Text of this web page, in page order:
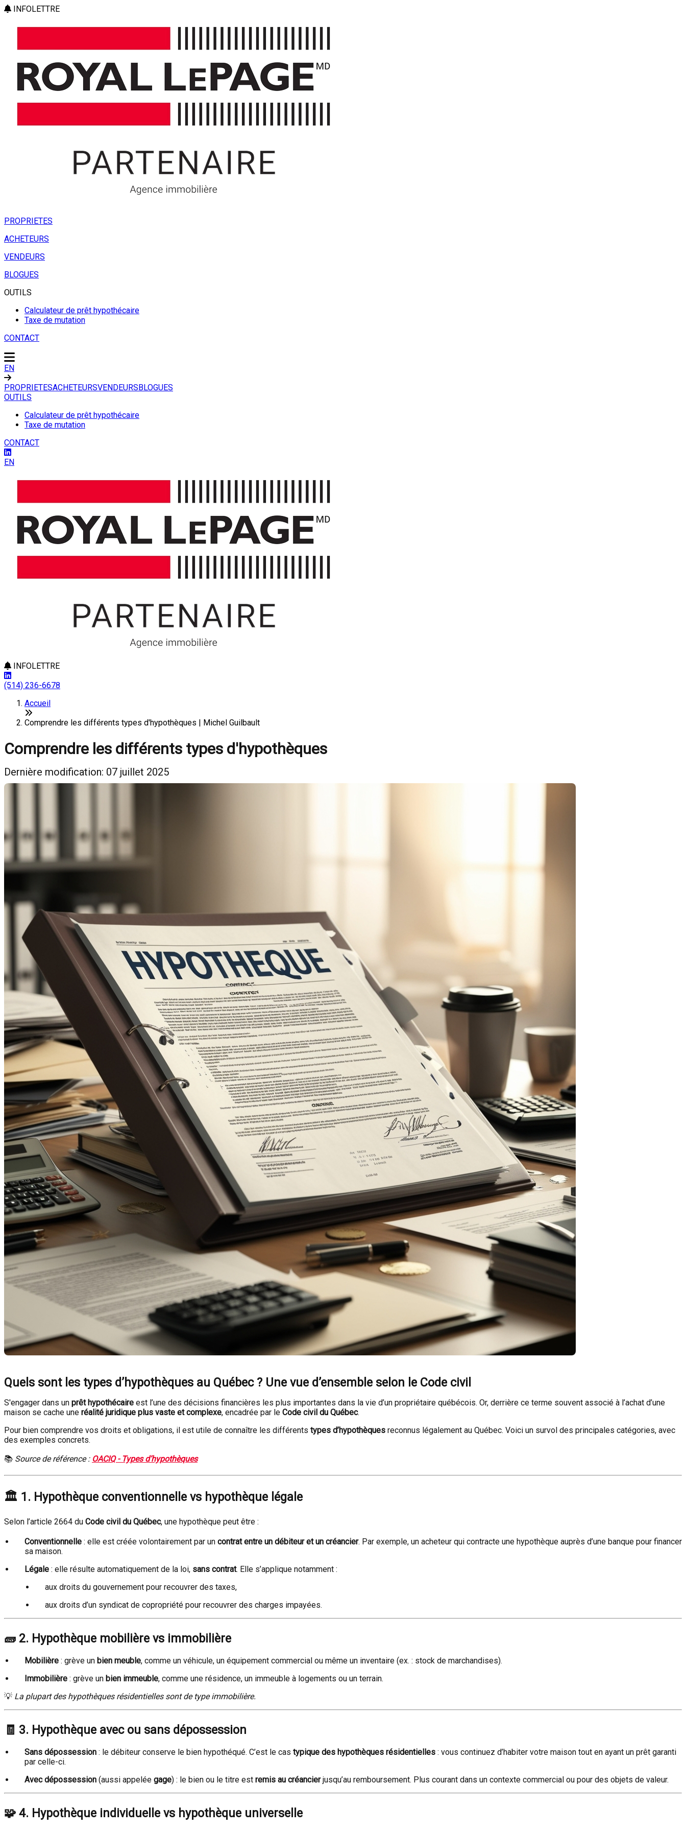
INFOLETTRE
PROPRIETES
ACHETEURS
VENDEURS
BLOGUES
OUTILS
Calculateur de prêt hypothécaire
Taxe de mutation
CONTACT
EN
PROPRIETESACHETEURSVENDEURSBLOGUES
OUTILS
Calculateur de prêt hypothécaire
Taxe de mutation
CONTACT
EN
INFOLETTRE
(514) 236-6678
Accueil
Comprendre les différents types d'hypothèques | Michel Guilbault
Comprendre les différents types d'hypothèques
Dernière modification: 07 juillet 2025
Quels sont les types d’hypothèques au Québec ? Une vue d’ensemble selon le Code civil
S'engager dans un prêt hypothécaire est l’une des décisions financières les plus importantes dans la vie d’un propriétaire québécois. Or, derrière ce terme souvent associé à l’achat d’une
maison se cache une réalité juridique plus vaste et complexe, encadrée par le Code civil du Québec.
Pour bien comprendre vos droits et obligations, il est utile de connaître les différents types d’hypothèques reconnus légalement au Québec. Voici un survol des principales catégories, avec
des exemples concrets.
📚 Source de référence : OACIQ - Types d’hypothèques
🏛️ 1. Hypothèque conventionnelle vs hypothèque légale
Selon l’article 2664 du Code civil du Québec, une hypothèque peut être :
Conventionnelle : elle est créée volontairement par un contrat entre un débiteur et un créancier. Par exemple, un acheteur qui contracte une hypothèque auprès d’une banque pour financer
sa maison.
Légale : elle résulte automatiquement de la loi, sans contrat. Elle s’applique notamment :
aux droits du gouvernement pour recouvrer des taxes,
aux droits d’un syndicat de copropriété pour recouvrer des charges impayées.
🧱 2. Hypothèque mobilière vs immobilière
Mobilière : grève un bien meuble, comme un véhicule, un équipement commercial ou même un inventaire (ex. : stock de marchandises).
Immobilière : grève un bien immeuble, comme une résidence, un immeuble à logements ou un terrain.
💡 La plupart des hypothèques résidentielles sont de type immobilière.
🧾 3. Hypothèque avec ou sans dépossession
Sans dépossession : le débiteur conserve le bien hypothéqué. C’est le cas typique des hypothèques résidentielles : vous continuez d’habiter votre maison tout en ayant un prêt garanti
par celle-ci.
Avec dépossession (aussi appelée gage) : le bien ou le titre est remis au créancierjusqu’au remboursement. Plus courant dans un contexte commercial ou pour des objets de valeur.
🧩 4. Hypothèque individuelle vs hypothèque universelle